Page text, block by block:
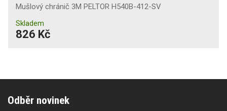
Mušlový chránič 3M PELTOR H540B-412-SV
Skladem
826 Kč
Odběr novinek